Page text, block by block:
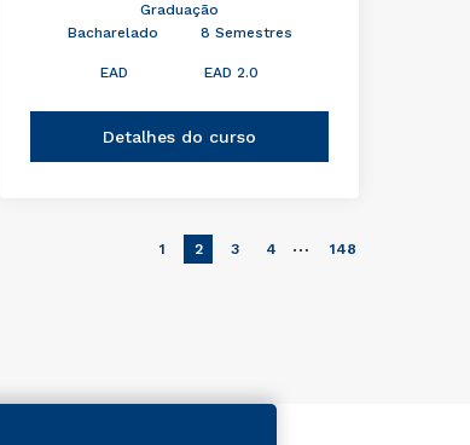
Graduação
Bacharelado
8 Semestres
EAD EAD 2.0
Detalhes do curso
1 2 3 4 … 148